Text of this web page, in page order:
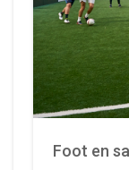
Foot en